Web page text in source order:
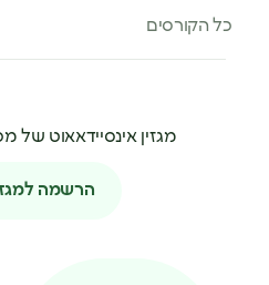
כל הקורסים
מגזין אינסיידאאוט של
הרשמה